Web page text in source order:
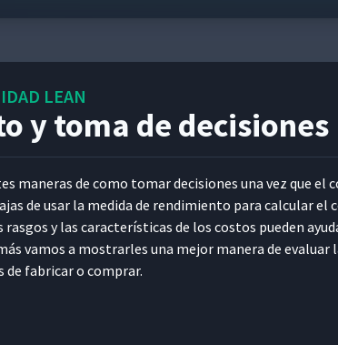
LEAN
y toma de decisiones
man­eras de como tomar deci­siones una vez que el
de usar la medi­da de rendimien­to para cal­cu­lar el
y las car­ac­terís­ti­cas de los cos­tos pueden
vamos a mostrar­les una mejor man­era de eval­u­ar
de fab­ricar o comprar.